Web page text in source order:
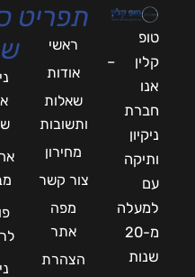
טופ
קלין –
אנו
חברת
ניקיון
ותיקה
עם
למעלה
מ-20
שנות
תפריט
ראשי
אודות
שאלות
ותשובות
מחירון
צור קשר
מפה
אתר
הצהרת